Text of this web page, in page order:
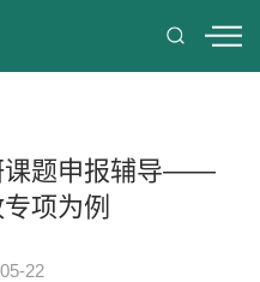
课题申报辅导——
项为例
22